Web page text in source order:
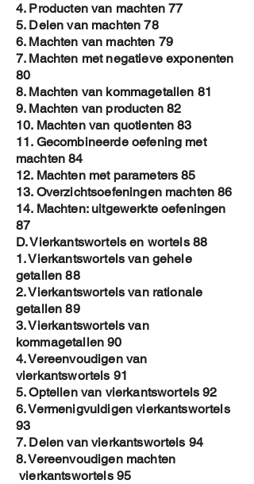
4. Producten van machten 77
5. Delen van machten 78
6. Machten van machten 79
7. Machten met negatieve exponenten
80
8. Machten van kommagetallen 81
9. Machten van producten 82
10. Machten van quotienten 83
11. Gecombineerde oefening met
machten 84
12. Machten met parameters 85
13. Overzichtsoefeningen machten 86
14. Machten: uitgewerkte oefeningen
87
D. Vierkantswortels en wortels 88
1. Vierkantswortels van gehele
getallen 88
2. Vierkantswortels van rationale
getallen 89
3. Vierkantswortels van
kommagetallen 90
4. Vereenvoudigen van
vierkantswortels 91
5. Optellen van vierkantswortels 92
6. Vermenigvuldigen vierkantswortels
93
7. Delen van vierkantswortels 94
8. Vereenvoudigen machten
vierkantswortels 95